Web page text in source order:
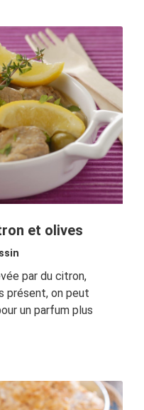
et olives
par du citron,
présent, on peut
un parfum plus